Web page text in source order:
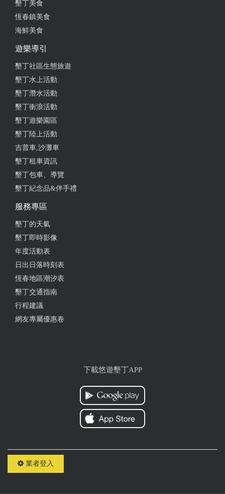
幸運住到洛克，這家民宿有別於以前住過的民宿，給
人真的有種放鬆的感覺，乾淨、採光好、設備品質優
質且齊全，所在的位置又離鈕扣跟離岸流走路五分
宿！
民宿環境超讚，CP質超高，臨時跟朋友約墾丁，誤打
誤撞找到這間民宿，老闆很nice，還推薦我們景點及
美食，整棟房子跟家一樣很溫馨，很適合家庭一家大
小或是朋友情侶一起來，裡面設備有卡啦ok、烤肉
爐、麻將...超多設備可以使用，來墾丁找住宿一定要
來找洛克民宿，已經成為口袋名單的一間民宿，大家
真的不要錯過了，超推
民宿超乾淨的！枕頭好睡到想買回台北～ ⚠️重點⚠️ 離
鈕扣倉庫走路五分鐘就到！ 老闆超級可愛～～ 也推
薦好多適合拍照的景點 大家不要錯過了❤❤ 洛克民宿
推推
到古城門，到白沙海邊，懇丁車程也15分左右，民宿
主人非親切好客，有國境之南的熱情，停車也方便，
大力推薦，下次會再來住，很棒的民宿。
非常好，非常放鬆的地方，讚！
墾丁美食
恆春鎮美食
海鮮美食
遊樂導引
墾丁社區生態旅遊
墾丁水上活動
墾丁潛水活動
墾丁衝浪活動
墾丁遊樂園區
墾丁陸上活動
吉普車,沙灘車
墾丁租車資訊
墾丁包車、導覽
墾丁紀念品&伴手禮
服務專區
墾丁的天氣
墾丁即時影像
年度活動表
日出日落時刻表
恆春地區潮汐表
墾丁交通指南
行程建議
網友專屬優惠卷
下載悠遊墾丁APP
業者登入